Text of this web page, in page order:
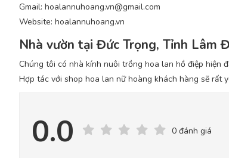
Gmail: hoalannuhoang.vn@gmail.com
Website: hoalannuhoang.vn
Nhà vườn tại Đức Trọng, Tỉnh Lâm
Chúng tôi có nhà kính nuôi trồng hoa lan hồ điệp hiện
Hợp tác với shop hoa lan nữ hoàng khách hàng sẽ rất
0.0 0 đánh giá